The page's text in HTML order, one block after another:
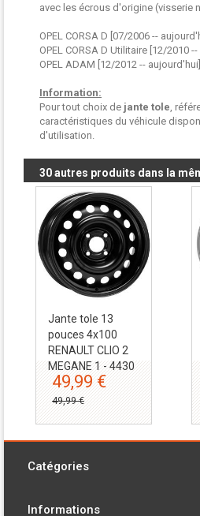
avec les écrous d'origine (visserie
OPEL CORSA D [07/2006 --
OPEL CORSA D Utilitaire [12/2010
OPEL ADAM [12/2012 -- aujourd'hui]
Information:
Pour tout choix de jante tole,
caractéristiques du véhicule
d'utilisation.
30 autres produits dans la
Jante tole 13
pouces 4x100
RENAULT CLIO 2
MEGANE 1 - 4430
49,99 €
49,99 €
Catégories
Informations